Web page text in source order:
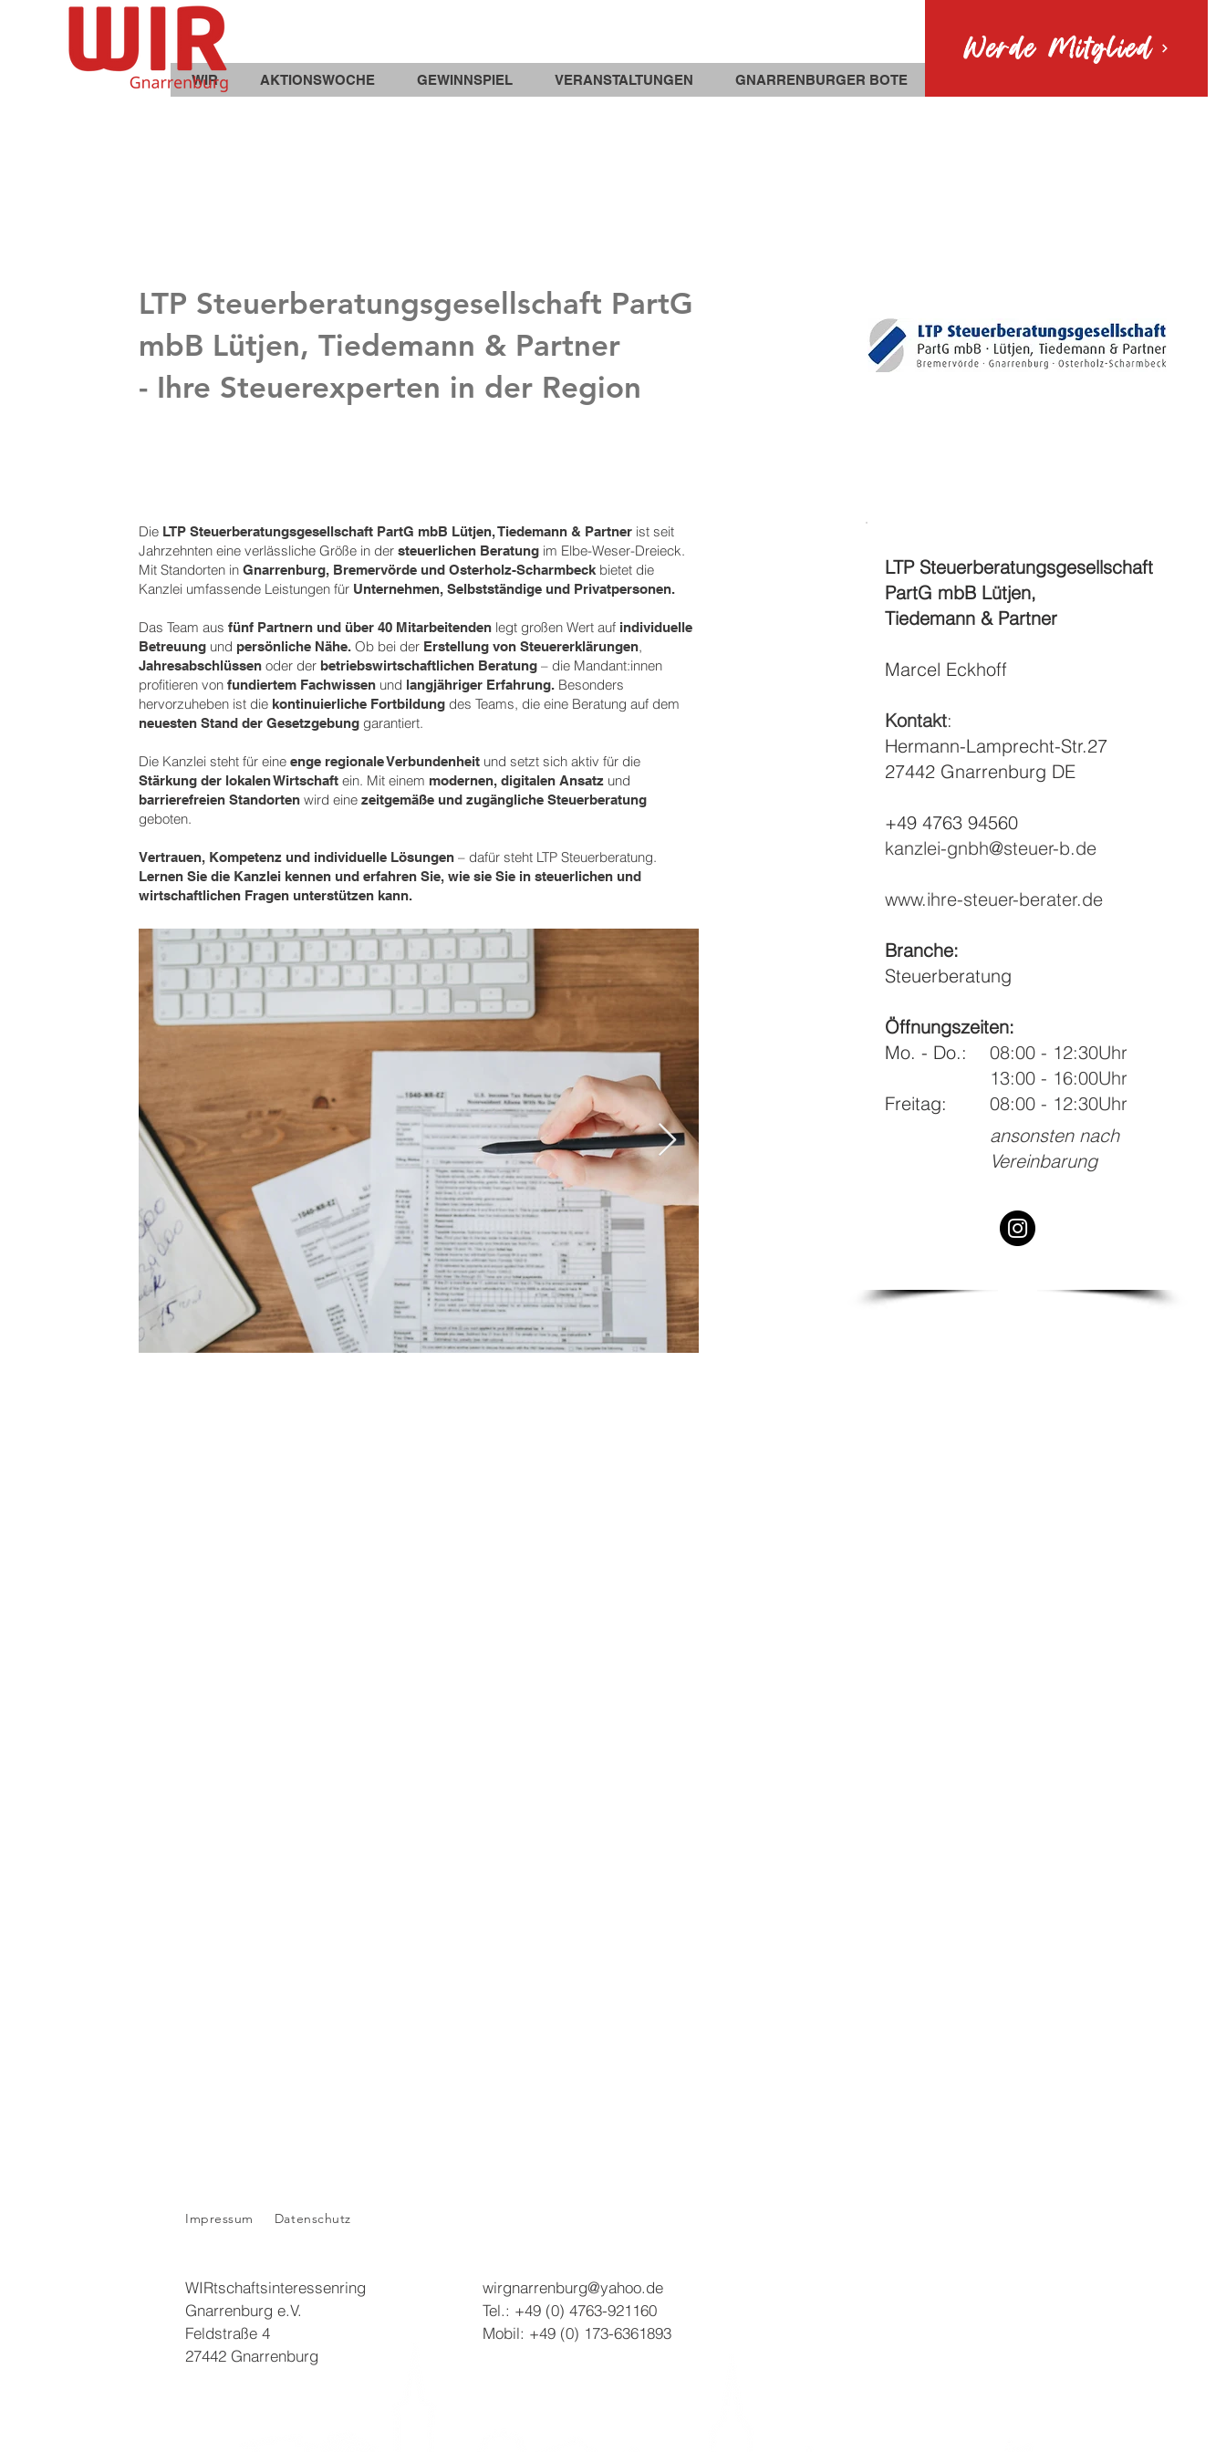
Werde Mitglied
WIR AKTIONSWOCHE GEWINNSPIEL VERANSTALTUNGEN GNARRENBURGER BOTE
LTP Steuerberatungsgesellschaft PartG
mbB Lütjen, Tiedemann & Partner
- Ihre Steuerexperten in der Region
Die LTP Steuerberatungsgesellschaft PartG mbB Lütjen, Tiedemann & Partner ist seit
Jahrzehnten eine verlässliche Größe in dersteuerlichen Beratung im Elbe-Weser-Dreieck.
Mit Standorten inGnarrenburg, Bremervörde und Osterholz-Scharmbeckbietet die
Kanzlei umfassende Leistungen für Unternehmen, Selbstständige und Privatpersonen.
Das Team ausfünf Partnern und über 40 Mitarbeitenden legt großen Wert auf individuelle
Betreuung und persönliche Nähe. Ob bei der Erstellung von Steuererklärungen,
Jahresabschlüssen oder der betriebswirtschaftlichen Beratung – die Mandant:innen
profitieren vonfundiertem Fachwissen und langjähriger Erfahrung. Besonders
hervorzuheben ist die kontinuierliche Fortbildung des Teams, die eine Beratung auf dem
neuesten Stand der Gesetzgebung garantiert.
Die Kanzlei steht für eineenge regionale Verbundenheit und setzt sich aktiv für die
Stärkung der lokalen Wirtschaftein. Mit einem modernen, digitalen Ansatz und
barrierefreien Standorten wird einezeitgemäße und zugängliche Steuerberatung
geboten.
Vertrauen, Kompetenz und individuelle Lösungen – dafür steht LTP Steuerberatung.
Lernen Sie die Kanzlei kennen und erfahren Sie, wie sie Sie in steuerlichen und
wirtschaftlichen Fragen unterstützen kann.
LTP Steuerberatungsgesellschaft
PartG mbB Lütjen,
Tiedemann & Partner
Marcel Eckhoff
Kontakt:
Hermann-Lamprecht-Str.27
27442 Gnarrenburg DE
+49 4763 94560
kanzlei-gnbh@steuer-b.de
www.ihre-steuer-berater.de
Branche:
Steuerberatung
Öffnungszeiten:
Mo. - Do.:
Freitag:
08:00 - 12:30Uhr
13:00 - 16:00Uhr
08:00 - 12:30Uhr
ansonsten nach
Vereinbarung
Impressum Datenschutz
WIRtschaftsinteressenring
Gnarrenburg e.V.
Feldstraße 4
27442 Gnarrenburg​
wirgnarrenburg@yahoo.de
Tel.: +49 (0) 4763-921160
Mobil: +49 (0) 173-6361893